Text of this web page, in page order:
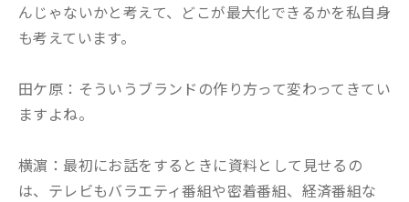
んじゃないかと考えて、どこが最大化できるかを私自身
も考えています。
田ケ原：そういうブランドの作り方って変わってきてい
ますよね。
横濵：最初にお話をするときに資料として見せるの
は、テレビもバラエティ番組や密着番組、経済番組な